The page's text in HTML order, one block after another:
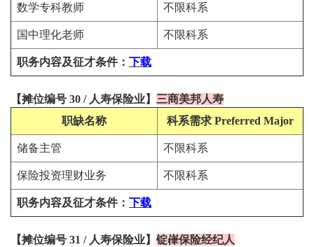
数学专科教师 不限科系
国中理化老师 不限科系
职务内容及征才条件： 下载
【摊位编号 30 / 人寿保险业】 三商美邦人寿
职缺名称
科系需求 Preferred Major
储备主管 不限科系
保险投资理财业务 不限科系
职务内容及征才条件： 下载
【摊位编号 31 / 人寿保险业】 锭嵂保险经纪人